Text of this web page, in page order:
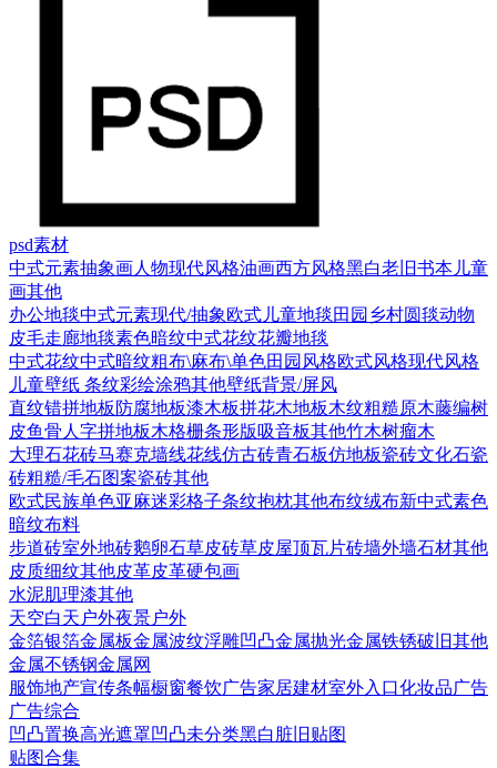
psd素材
中式元素抽象画人物现代风格油画西方风格黑白老旧书本 儿童
画其他
办公地毯中式元素现代/抽象欧式 儿童地毯 田园乡村圆毯动物
皮毛走廊地毯素色暗纹中式花纹花瓣地毯
中式花纹中式暗纹粗布\麻布\单色田园风格欧式风格现代风格
儿童壁纸 条纹彩绘涂鸦其他壁纸背景/屏风
直纹错拼地板 防腐地板漆木板拼花木地板木纹粗糙原木藤编树
皮鱼骨人字拼地板木格栅条形版吸音板其他竹木树瘤木
大理石花砖马赛克墙线花线仿古砖青石板仿地板瓷砖文化石瓷
砖粗糙/毛石图案瓷砖其他
欧式民族单色亚麻迷彩格子条纹抱枕其他布纹绒布新中式素色
暗纹布料
步道砖室外地砖鹅卵石草皮砖草皮屋顶瓦片砖墙外墙石材其他
皮质细纹其他皮革皮革硬包画
水泥肌理漆其他
天空白天户外夜景户外
金箔银箔金属板金属波纹浮雕凹凸金属抛光金属铁锈破旧其他
金属不锈钢金属网
服饰地产宣传条幅橱窗餐饮广告家居建材室外入口化妆品广告
广告综合
凹凸置换高光遮罩凹凸未分类黑白脏旧贴图
贴图合集